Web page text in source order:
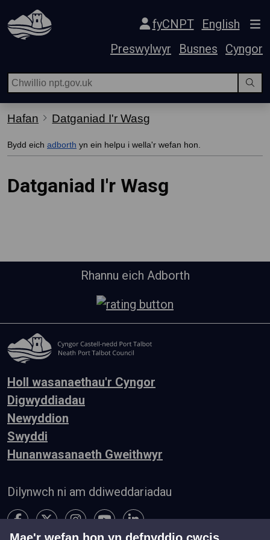
Hepgor gwe-lywio
fyCNPT
English
Preswylwyr
Busnes Cyngor
Hafan Datganiad I'r Wasg
Bydd eich adborth yn ein helpu i wella'r wefan hon.
Datganiad I'r Wasg
Rhannu eich Adborth
Holl wasanaethau'r Cyngor
Digwyddiadau
Newyddion
Swyddi
Hunanwasanaeth Gweithwyr
Dilynwch ni am ddiweddariadau